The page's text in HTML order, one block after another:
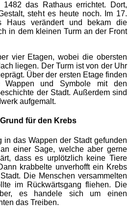
1482 das Rathaus errichtet. Dort,
steht es heute noch. Im 17.
Haus verändert und bekam die
in dem kleinen Turm an der Front
vier Etagen, wobei die obersten
liegen. Der Turm ist von der Uhr
Über der ersten Etage finden
und Symbole mit den
der Stadt. Außerdem sind
aufgemalt.
für den Krebs
in das Wappen der Stadt gefunden
einer Sage, welche aber gerne
dass es urplötzlich keine Tiere
krabbelte unverhofft ein Krebs
Die Menschen versammelten
im Rückwärtsgang fliehen. Die
es handele sich um einen
das Treiben.